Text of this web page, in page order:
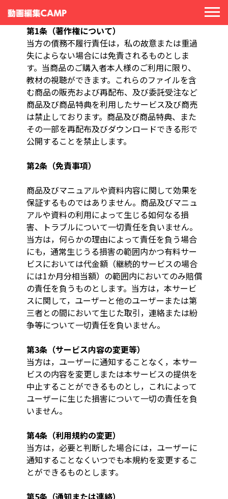
【利用規約・特定商取引法に基づく記載】
第1条（著作権について）
当方の債務不履行責任は，私の故意または重過
失によらない場合には免責されるものとしま
す。当商品のご購入者本人様のご利用に限り、
教材の視聴ができます。これらのファイルを含
む商品の販売および再配布、及び委託受注など
商品及び商品特典を利用したサービス及び商売
は禁止しております。商品及び商品特典、また
その一部を再配布及びダウンロードできる形で
公開することを禁止します。
第2条（免責事項）
商品及びマニュアルや資料内容に関して効果を
保証するものではありません。商品及びマニュ
アルや資料の利用によって生じる如何なる損
害、トラブルについて一切責任を負いません。
当方は，何らかの理由によって責任を負う場合
にも，通常生じうる損害の範囲内かつ有料サー
ビスにおいては代金額（継続的サービスの場合
には1か月分相当額）の範囲内においてのみ賠償
の責任を負うものとします。当方は，本サービ
スに関して，ユーザーと他のユーザーまたは第
三者との間において生じた取引，連絡または紛
争等について一切責任を負いません。
第3条（サービス内容の変更等）
当方は，ユーザーに通知することなく，本サー
ビスの内容を変更しまたは本サービスの提供を
中止することができるものとし，これによって
ユーザーに生じた損害について一切の責任を負
いません。
第4条（利用規約の変更）
当方は，必要と判断した場合には，ユーザーに
通知することなくいつでも本規約を変更するこ
とができるものとします。
第5条（通知または連絡）